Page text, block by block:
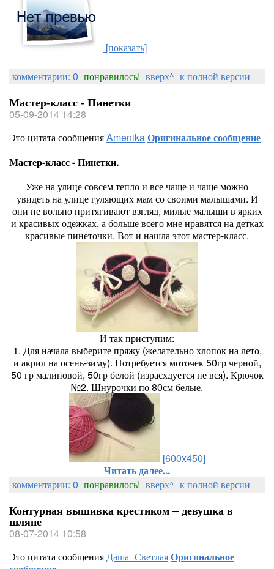
[показать]
комментарии: 0 понравилось! вверх^ к полной версии
Мастер-класс - Пинетки
05-09-2014 14:28
Это цитата сообщенияAmenikaОригинальное сообщение
Мастер-класс - Пинетки.
Уже на улице совсем тепло и все чаще и чаще можно
увидеть на улице гуляющих мам со своими малышами. И
они не вольно притягивают взгляд, милые малыши в ярких
и красивых одежках, а больше всего мне нравятся на детках
красивые пинеточки. Вот и нашла этот мастер-класс.
И так приступим:
1. Для начала выберите пряжу (желательно хлопок на лето,
и акрил на осень-зиму). Потребуется моточек 50гр черной,
50 гр малиновой, 50гр белой (израсхдуется не вся). Крючок
№2. Шнурочки по 80см белые.
[600x450]
Читать далее...
комментарии: 0 понравилось! вверх^ к полной версии
Контурная вышивка крестиком – девушка в
шляпе
08-07-2014 10:58
Это цитата сообщенияДаша_СветлаяОригинальное